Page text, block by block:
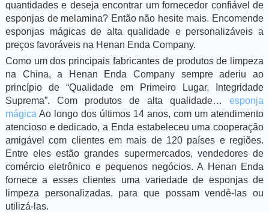
quantidades e deseja encontrar um fornecedor confiável de
esponjas de melamina? Então não hesite mais. Encomende
esponjas mágicas de alta qualidade e personalizáveis a
preços favoráveis na Henan Enda Company.
Como um dos principais fabricantes de produtos de limpeza
na China, a Henan Enda Company sempre aderiu ao
princípio de “Qualidade em Primeiro Lugar, Integridade
Suprema”. Com produtos de alta qualidade…esponja
mágica Ao longo dos últimos 14 anos, com um atendimento
atencioso e dedicado, a Enda estabeleceu uma cooperação
amigável com clientes em mais de 120 países e regiões.
Entre eles estão grandes supermercados, vendedores de
comércio eletrônico e pequenos negócios. A Henan Enda
fornece a esses clientes uma variedade de esponjas de
limpeza personalizadas, para que possam vendê-las ou
utilizá-las.